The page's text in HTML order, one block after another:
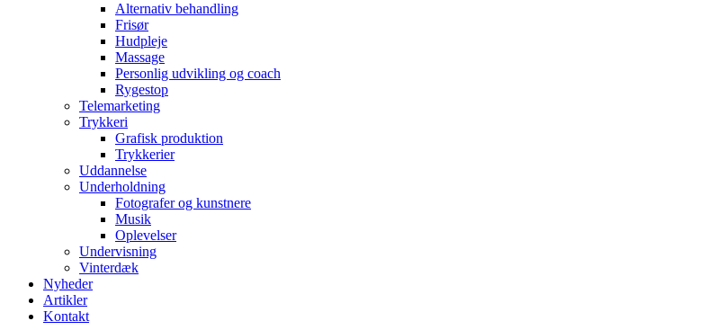
Alternativ behandling
Frisør
Hudpleje
Massage
Personlig udvikling og coach
Rygestop
Telemarketing
Trykkeri
Grafisk produktion
Trykkerier
Uddannelse
Underholdning
Fotografer og kunstnere
Musik
Oplevelser
Undervisning
Vinterdæk
Nyheder
Artikler
Kontakt